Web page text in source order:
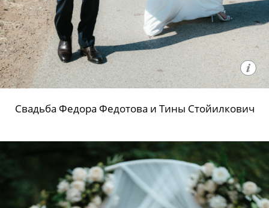
Свадьба Федора Федотова и Тины Стойилкович